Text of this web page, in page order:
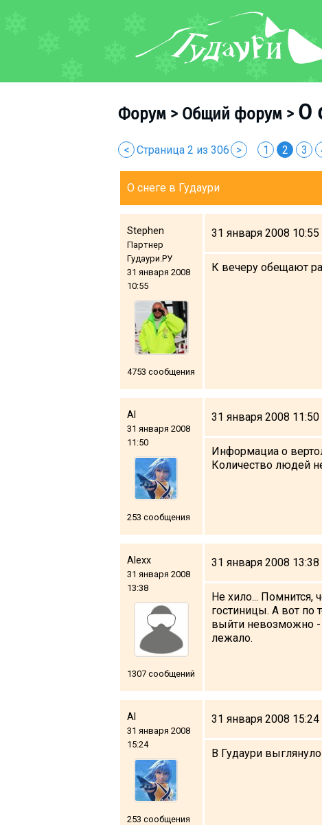
Форум > Общий форум > О
< Страница 2 из 306 > 1 2 3
О снеге в Гудаури
Stephen
Партнер
Гудаури.РУ
31 января 2008
10:55
4753 сообщения
31 января 2008 10:55
К вечеру обещают
Al
31 января 2008
11:50
253 сообщения
31 января 2008 11:50
Информациа о
Количество людей
Alexx
31 января 2008
13:38
1307 сообщений
31 января 2008 13:38
Не хило... Помнится,
гостиницы. А вот по
выйти невозможно -
лежало.
Al
31 января 2008
15:24
253 сообщения
31 января 2008 15:24
В Гудаури
Инструкторы
Дети в Гудаури
Календарь событий
Телеграм-канал
Гудаури
INFO
ПРОЖИВАНИЕ
Горячие предложения
Долгосрочная аренда
Визы и Документы
Мобильная связь
Безопасность